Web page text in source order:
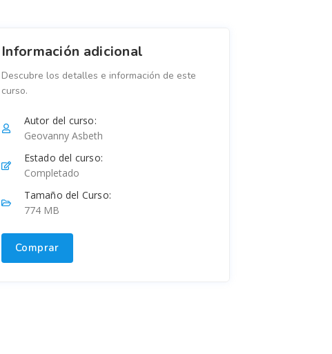
Información adicional
Descubre los detalles e información de este
curso.
Autor del curso:
Geovanny Asbeth
Estado del curso:
Completado
Tamaño del Curso:
774 MB
Comprar